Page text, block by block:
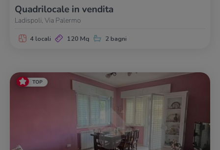
Quadrilocale in vendita
Ladispoli, Via Palermo
4 locali 120 Mq 2 bagni
TOP